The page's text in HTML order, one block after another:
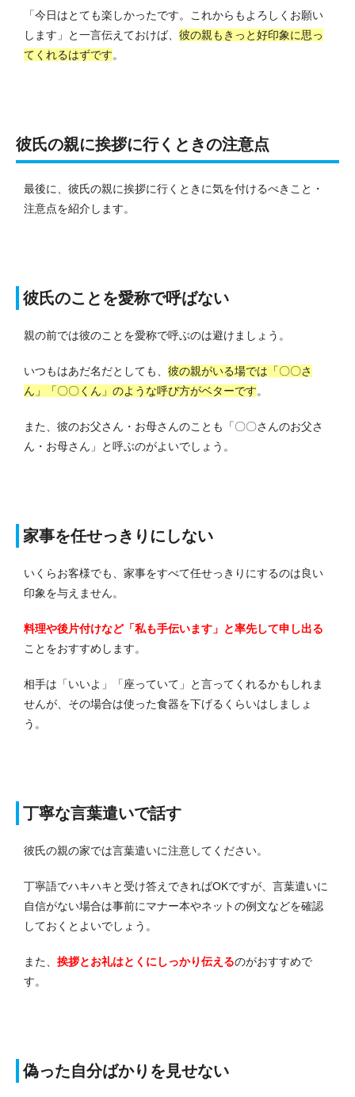
「今日はとても楽しかったです。これからもよろしくお願い
します」と一言伝えておけば、 彼の親もきっと好印象に思っ
てくれるはずです。
彼氏の親に挨拶に行くときの注意点
最後に、彼氏の親に挨拶に行くときに気を付けるべきこと・
注意点を紹介します。
彼氏のことを愛称で呼ばない
親の前では彼のことを愛称で呼ぶのは避けましょう。
いつもはあだ名だとしても、 彼の親がいる場では「〇〇さ
ん」「〇〇くん」のような呼び方がベターです。
また、彼のお父さん・お母さんのことも「〇〇さんのお父さ
ん・お母さん」と呼ぶのがよいでしょう。
家事を任せっきりにしない
いくらお客様でも、家事をすべて任せっきりにするのは良い
印象を与えません。
料理や後片付けなど「私も手伝います」と率先して申し出る
ことをおすすめします。
相手は「いいよ」「座っていて」と言ってくれるかもしれま
せんが、その場合は使った食器を下げるくらいはしましょ
う。
丁寧な言葉遣いで話す
彼氏の親の家では言葉遣いに注意してください。
丁寧語でハキハキと受け答えできればOKですが、言葉遣いに
自信がない場合は事前にマナー本やネットの例文などを確認
しておくとよいでしょう。
また、 挨拶とお礼はとくにしっかり伝えるのがおすすめで
す。
偽った自分ばかりを見せない